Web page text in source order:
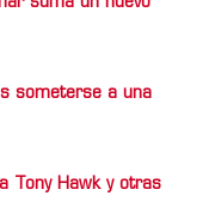
someterse a una
Tony Hawk y otras